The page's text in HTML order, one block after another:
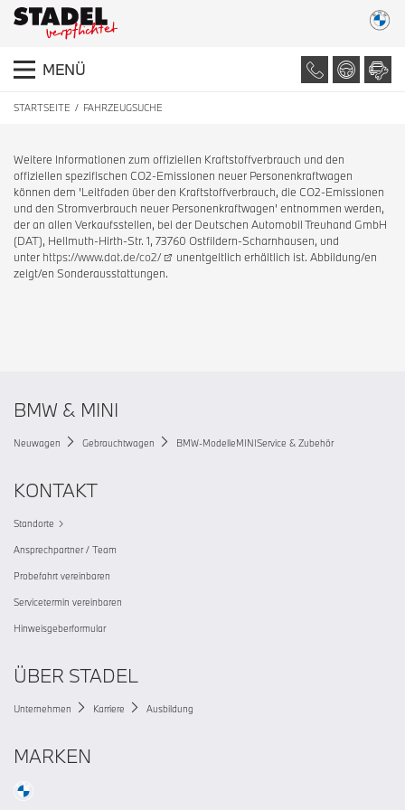
MENÜ
STARTSEITE FAHRZEUGSUCHE
Weitere Informationen zum offiziellen Kraftstoffverbrauch und den
offiziellen spezifischen CO2-Emissionen neuer Personenkraftwagen
können dem 'Leitfaden über den Kraftstoffverbrauch, die CO2-Emissionen
und den Stromverbrauch neuer Personenkraftwagen' entnommen werden,
der an allen Verkaufsstellen, bei der Deutschen Automobil Treuhand GmbH
(DAT), Hellmuth-Hirth-Str. 1, 73760 Ostfildern-Scharnhausen, und
unter https://www.dat.de/co2/
unentgeltlich erhältlich ist. Abbildung/en
zeigt/en Sonderausstattungen.
BMW & MINI
Neuwagen Gebrauchtwagen BMW-ModelleMINIService & Zubehör
KONTAKT
Standorte
Ansprechpartner / Team
Probefahrt vereinbaren
Servicetermin vereinbaren
Hinweisgeberformular
ÜBER STADEL
Unternehmen Karriere Ausbildung
MARKEN